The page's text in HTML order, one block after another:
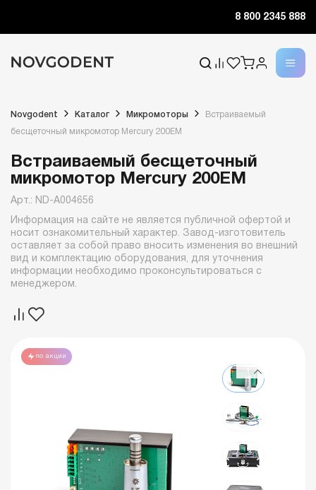
8 800 2345 888
Novgodent Каталог Микромоторы Встраиваемый
бесщеточный микромотор Mercury 200EM
Встраиваемый бесщеточный
микромотор Mercury 200EM
Арт.: ND-A004656
Информация на сайте не является публичной офертой и
носит ознакомительный характер. Завод-изготовитель
оставляет за собой право вносить изменения во внешний
вид и комплектацию оборудования, для уточнения
информации необходимо проконсультироваться с
менеджером.
по акции